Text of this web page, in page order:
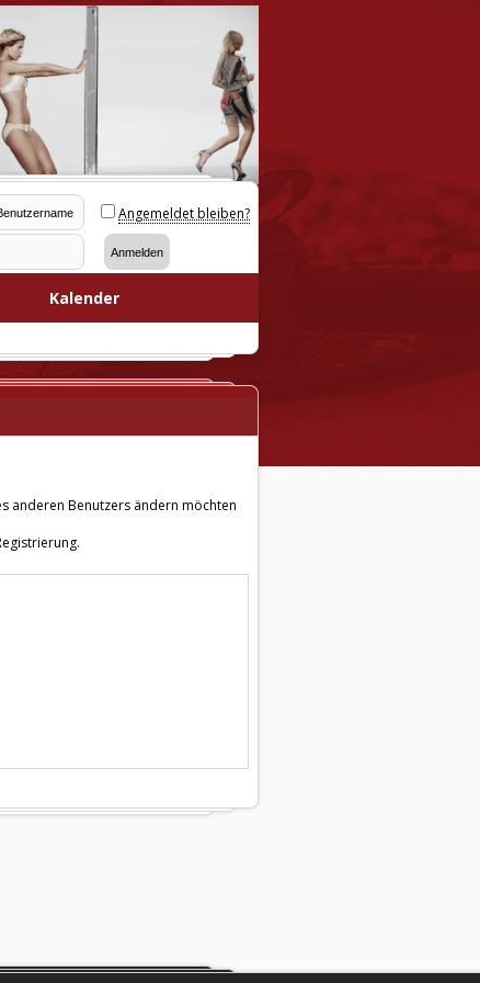
Angemeldet bleiben?
Kalender
anderen Benutzers ändern möchten